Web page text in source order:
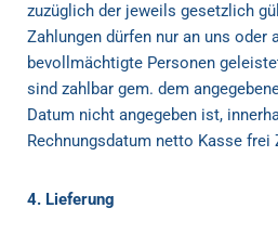
zuzüglich der jeweils gesetzlich
Zahlungen dürfen nur an uns oder
bevollmächtigte Personen
sind zahlbar gem. dem
Datum nicht angegeben ist,
Rechnungsdatum netto Kasse frei
4. Lieferung